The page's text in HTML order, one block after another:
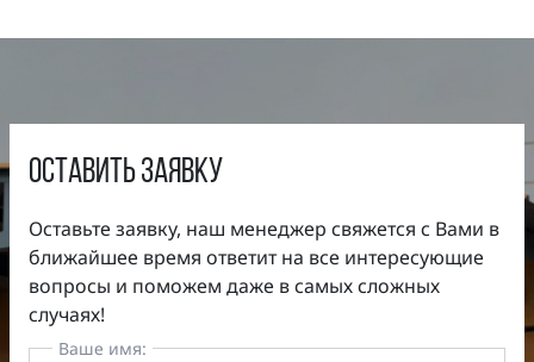
оставить заявку
Оставьте заявку, наш менеджер свяжется с Вами в
ближайшее время ответит на все интересующие
вопросы и поможем даже в самых сложных
случаях!
Ваше имя: